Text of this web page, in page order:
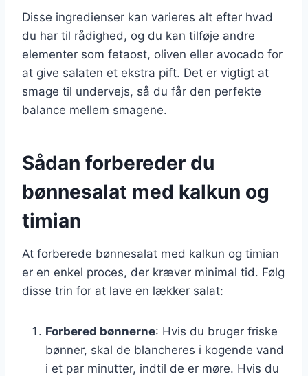
Disse ingredienser kan varieres alt efter hvad
du har til rådighed, og du kan tilføje andre
elementer som fetaost, oliven eller avocado for
at give salaten et ekstra pift. Det er vigtigt at
smage til undervejs, så du får den perfekte
balance mellem smagene.
Sådan forbereder du
bønnesalat med kalkun og
timian
At forberede bønnesalat med kalkun og timian
er en enkel proces, der kræver minimal tid. Følg
disse trin for at lave en lækker salat:
Forbered bønnerne: Hvis du bruger friske
bønner, skal de blancheres i kogende vand
i et par minutter, indtil de er møre. Hvis du